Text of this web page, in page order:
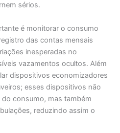
sérios.
é monitorar o consumo
das contas mensais
inesperadas no
vazamentos ocultos. Além
dispositivos economizadores
esses dispositivos não
consumo, mas também
reduzindo assim o